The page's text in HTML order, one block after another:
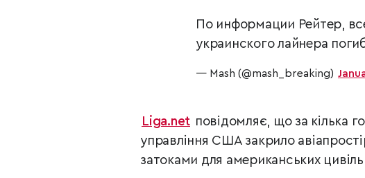
По информации Рейтер,
украинского лайнера
— Mash (@mash_breaking)
Liga.net повідомляє, що за кілька
управління США закрило
затоками для американських